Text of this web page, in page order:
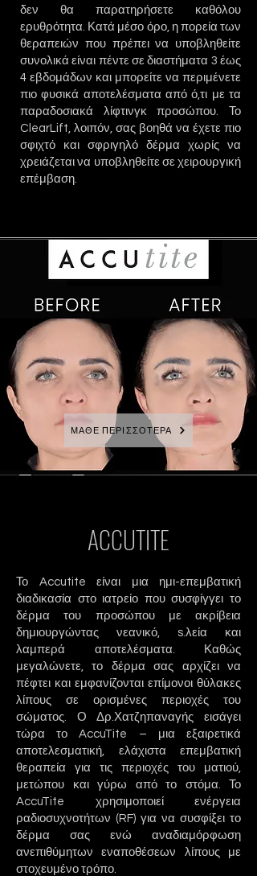
δεν θα παρατηρήσετε καθόλου
ερυθρότητα. Κατά μέσο όρο, η πορεία των
θεραπειών που πρέπει να υποβληθείτε
συνολικά είναι πέντε σε διαστήματα 3 έως
4 εβδομάδων και μπορείτε να περιμένετε
πιο φυσικά αποτελέσματα από ό,τι με τα
παραδοσιακά λίφτινγκ προσώπου. Το
ClearLift, λοιπόν, σας βοηθά να έχετε πιο
σφιχτό και σφριγηλό δέρμα χωρίς να
χρειάζεται να υποβληθείτε σε χειρουργική
επέμβαση.
ΜΑΘΕ ΠΕΡΙΣΣΟΤΕΡΑ
ACCUTITE
Το Accutite είναι μια ημι-επεμβατική
διαδικασία στο ιατρείο που συσφίγγει το
δέρμα του προσώπου με ακρίβεια
δημιουργώντας νεανικό, s.λεία και
λαμπερά αποτελέσματα. Καθώς
μεγαλώνετε, το δέρμα σας αρχίζει να
πέφτει και εμφανίζονται επίμονοι θύλακες
λίπους σε ορισμένες περιοχές του
σώματος. Ο Δρ.Χατζηπαναγής εισάγει
τώρα το AccuTite – μια εξαιρετικά
αποτελεσματική, ελάχιστα επεμβατική
θεραπεία για τις περιοχές του ματιού,
μετώπου και γύρω από το στόμα. Το
AccuTite χρησιμοποιεί ενέργεια
ραδιοσυχνοτήτων (RF) για να συσφίξει το
δέρμα σας ενώ αναδιαμόρφωση
ανεπιθύμητων εναποθέσεων λίπους με
στοχευμένο τρόπο.